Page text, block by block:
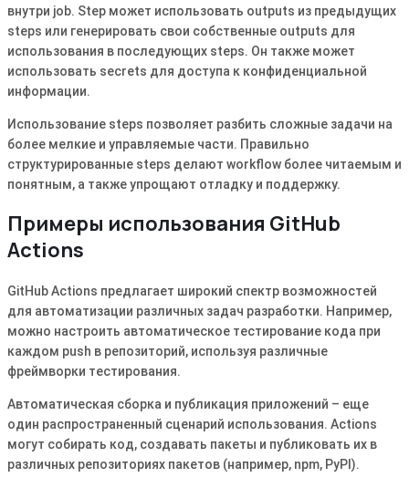
внутри job. Step может использовать outputs из предыдущих
steps или генерировать свои собственные outputs для
использования в последующих steps. Он также может
использовать secrets для доступа к конфиденциальной
информации.
Использование steps позволяет разбить сложные задачи на
более мелкие и управляемые части. Правильно
структурированные steps делают workflow более читаемым и
понятным, а также упрощают отладку и поддержку.
Примеры использования GitHub
Actions
GitHub Actions предлагает широкий спектр возможностей
для автоматизации различных задач разработки. Например,
можно настроить автоматическое тестирование кода при
каждом push в репозиторий, используя различные
фреймворки тестирования.
Автоматическая сборка и публикация приложений – еще
один распространенный сценарий использования. Actions
могут собирать код, создавать пакеты и публиковать их в
различных репозиториях пакетов (например, npm, PyPI).